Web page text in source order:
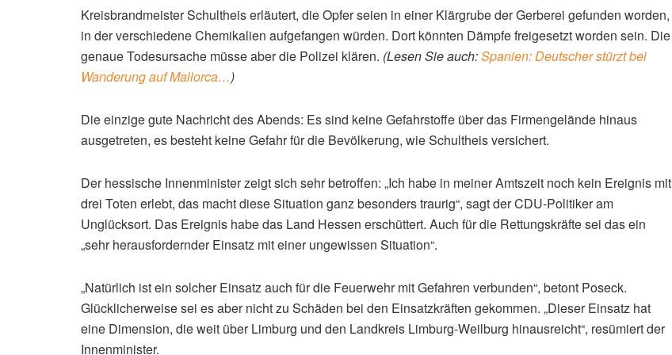
Kreisbrandmeister Schultheis erläutert, die Opfer seien in einer Klärgrube der Gerberei gefunden worden,
in der verschiedene Chemikalien aufgefangen würden. Dort könnten Dämpfe freigesetzt worden sein. Die
genaue Todesursache müsse aber die Polizei klären. (Lesen Sie auch:Spanien: Deutscher stürzt bei
Wanderung auf Mallorca…)
Die einzige gute Nachricht des Abends: Es sind keine Gefahrstoffe über das Firmengelände hinaus
ausgetreten, es besteht keine Gefahr für die Bevölkerung, wie Schultheis versichert.
Der hessische Innenminister zeigt sich sehr betroffen: „Ich habe in meiner Amtszeit noch kein Ereignis mit
drei Toten erlebt, das macht diese Situation ganz besonders traurig“, sagt der CDU-Politiker am
Unglücksort. Das Ereignis habe das Land Hessen erschüttert. Auch für die Rettungskräfte sei das ein
„sehr herausfordernder Einsatz mit einer ungewissen Situation“.
„Natürlich ist ein solcher Einsatz auch für die Feuerwehr mit Gefahren verbunden“, betont Poseck.
Glücklicherweise sei es aber nicht zu Schäden bei den Einsatzkräften gekommen. „Dieser Einsatz hat
eine Dimension, die weit über Limburg und den Landkreis Limburg-Weilburg hinausreicht“, resümiert der
Innenminister.